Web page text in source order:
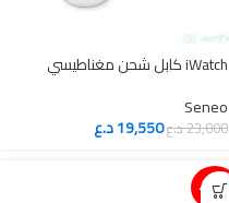
Seneo
23,000د.ع19,550د.ع
15%-